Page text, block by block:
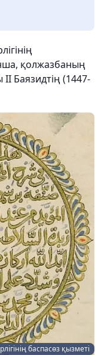
қолжазбаның
Баязидтің (1447-
баспасөз қызметі